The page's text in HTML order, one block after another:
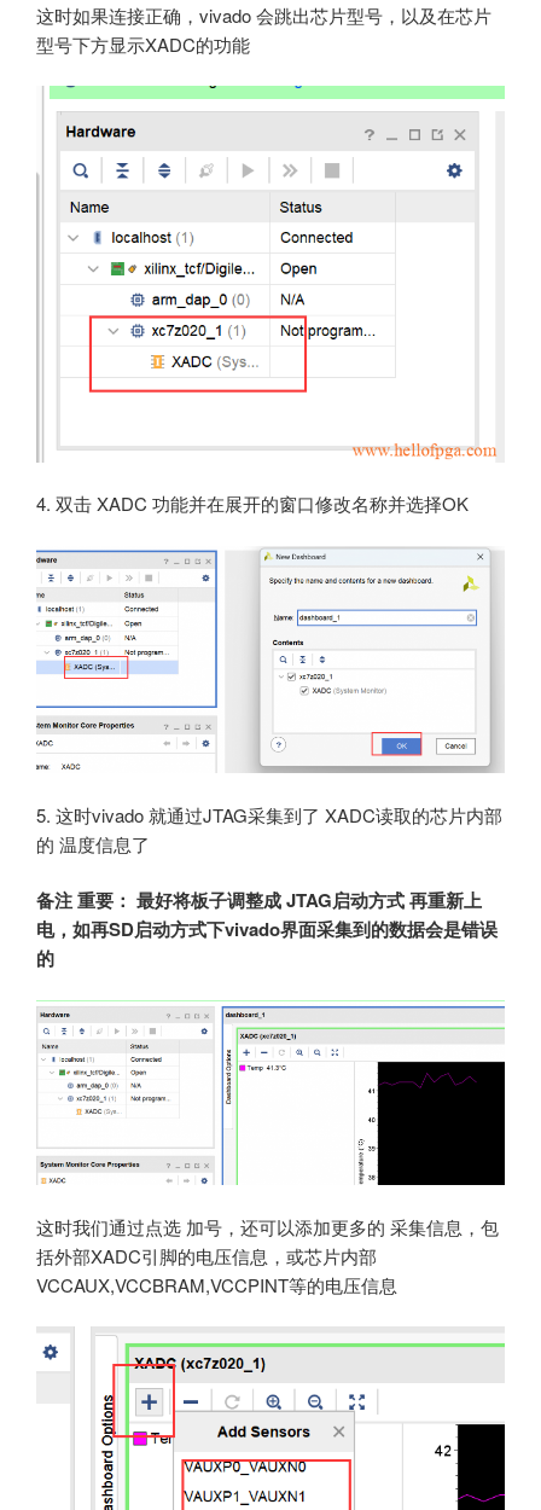
这时如果连接正确，vivado 会跳出芯片型号，以及在芯片
型号下方显示XADC的功能
4. 双击 XADC 功能并在展开的窗口修改名称并选择OK
5. 这时vivado 就通过JTAG采集到了 XADC读取的芯片内部
的 温度信息了
备注 重要： 最好将板子调整成 JTAG启动方式 再重新上
电，如再SD启动方式下vivado界面采集到的数据会是错误
的
这时我们通过点选 加号，还可以添加更多的 采集信息，包
括外部XADC引脚的电压信息，或芯片内部
VCCAUX,VCCBRAM,VCCPINT等的电压信息